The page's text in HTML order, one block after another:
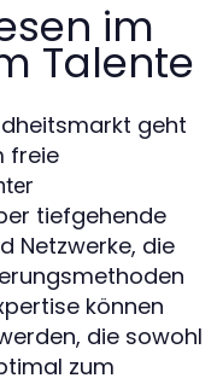
im
Talente
geht
freie
tiefgehende
Netzwerke, die
können
die sowohl
zum